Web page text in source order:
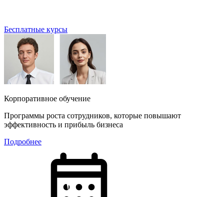
Бесплатные курсы
Корпоративное обучение
Программы роста сотрудников, которые повышают
эффективность и прибыль бизнеса
Подробнее